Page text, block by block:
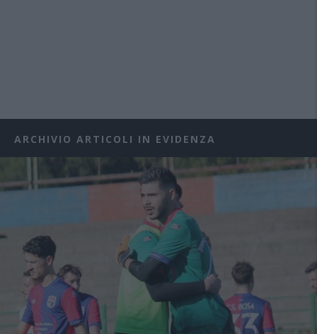
ARCHIVIO ARTICOLI IN EVIDENZA